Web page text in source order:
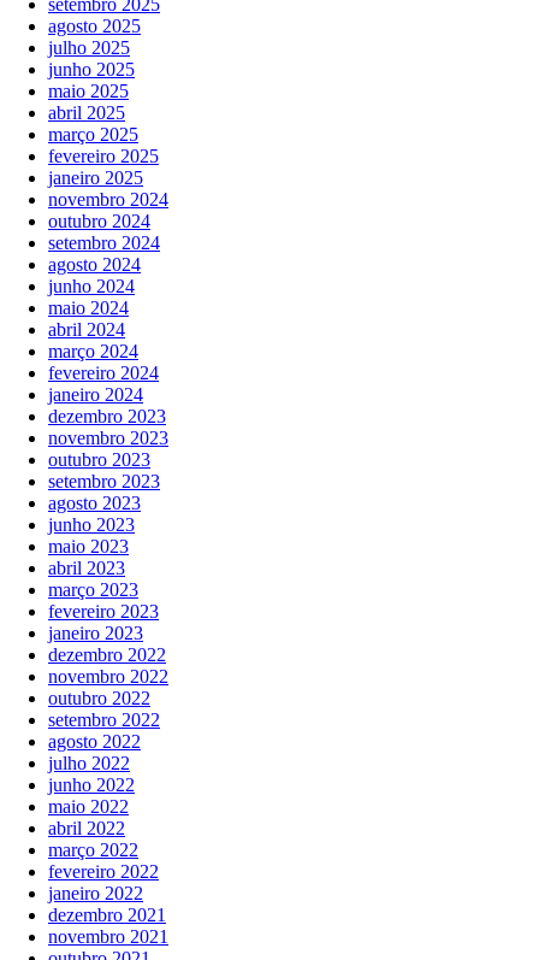
agosto 2025
julho 2025
junho 2025
maio 2025
abril 2025
março 2025
fevereiro 2025
janeiro 2025
novembro 2024
outubro 2024
setembro 2024
agosto 2024
junho 2024
maio 2024
abril 2024
março 2024
fevereiro 2024
janeiro 2024
dezembro 2023
novembro 2023
outubro 2023
setembro 2023
agosto 2023
junho 2023
maio 2023
abril 2023
março 2023
fevereiro 2023
janeiro 2023
dezembro 2022
novembro 2022
outubro 2022
setembro 2022
agosto 2022
julho 2022
junho 2022
maio 2022
abril 2022
março 2022
fevereiro 2022
janeiro 2022
dezembro 2021
novembro 2021